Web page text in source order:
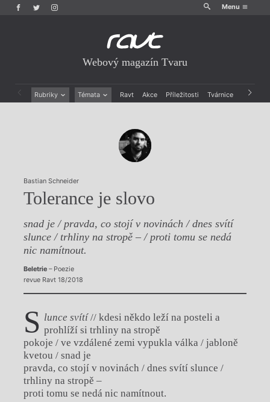
Menu
Webový magazín Tvaru
Rubriky Témata Ravt Akce Příležitosti Tvárnice Archiv
Bastian Schneider
Tolerance je slovo
snad je / pravda, co stojí v novinách / dnes svítí
slunce / trhliny na stropě – / proti tomu se nedá
nic namítnout.
Beletrie– Poezie
revue Ravt 18/2018
S lunce svítí// kdesi někdo leží na posteli a
prohlíží si trhliny na stropě
pokoje / ve vzdálené zemi vypukla válka / jabloně
kvetou / snad je
pravda, co stojí v novinách / dnes svítí slunce /
trhliny na stropě –
proti tomu se nedá nic namítnout.